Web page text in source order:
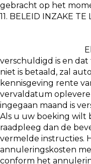
gebracht op het
11. BELEID INZAKE
Elk bedrag
verschuldigd is en
niet is betaald, zal
kennisgeving rente
vervaldatum
ingegaan maand is
Als u uw boeking wilt
raadpleeg dan de
vermelde instructies.
annuleringskosten
conform het